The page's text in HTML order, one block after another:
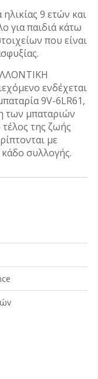
9 ετών και
για παιδιά κάτω
που είναι
ενδέχεται
9V-6LR61,
των μπαταριών
τέλος της ζωής
με
συλλογής.